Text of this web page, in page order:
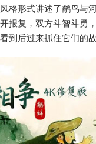
格形式讲述了鹬鸟与
报复，双方斗智斗勇
到后过来抓住它们的故